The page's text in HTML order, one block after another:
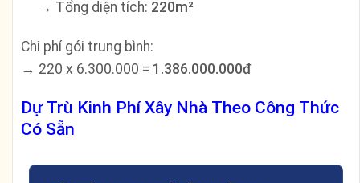
→ Tổng diện tích: 220m²
Chi phí gói trung bình:
→ 220 x 6.300.000 = 1.386.000.000đ
Dự Trù Kinh Phí Xây Nhà Theo Công Thức
Có Sẵn